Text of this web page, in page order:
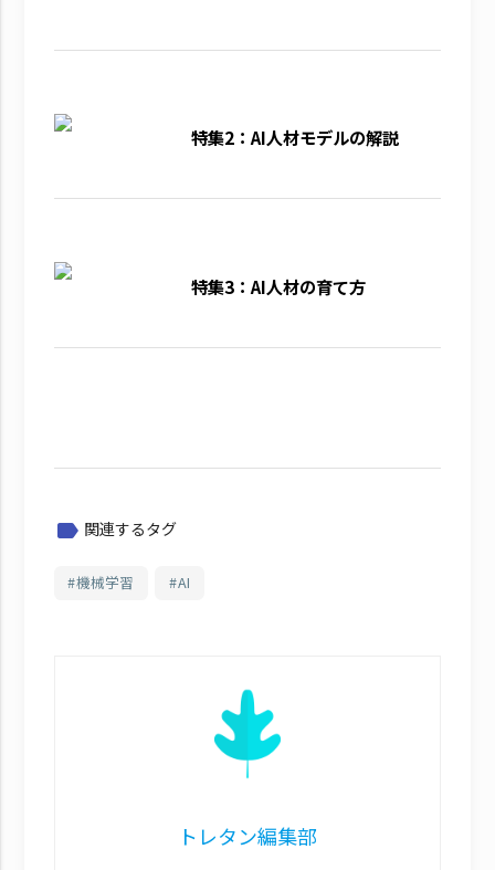
特集2：AI人材モデルの解説
特集3：AI人材の育て方
label 関連するタグ
機械学習 AI
トレタン編集部